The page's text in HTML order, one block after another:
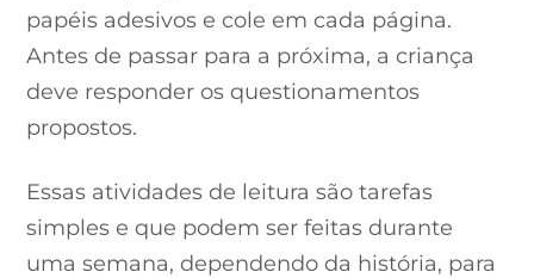
papéis adesivos e cole em cada página.
Antes de passar para a próxima, a criança
deve responder os questionamentos
propostos.
Essas atividades de leitura são tarefas
simples e que podem ser feitas durante
uma semana, dependendo da história, para